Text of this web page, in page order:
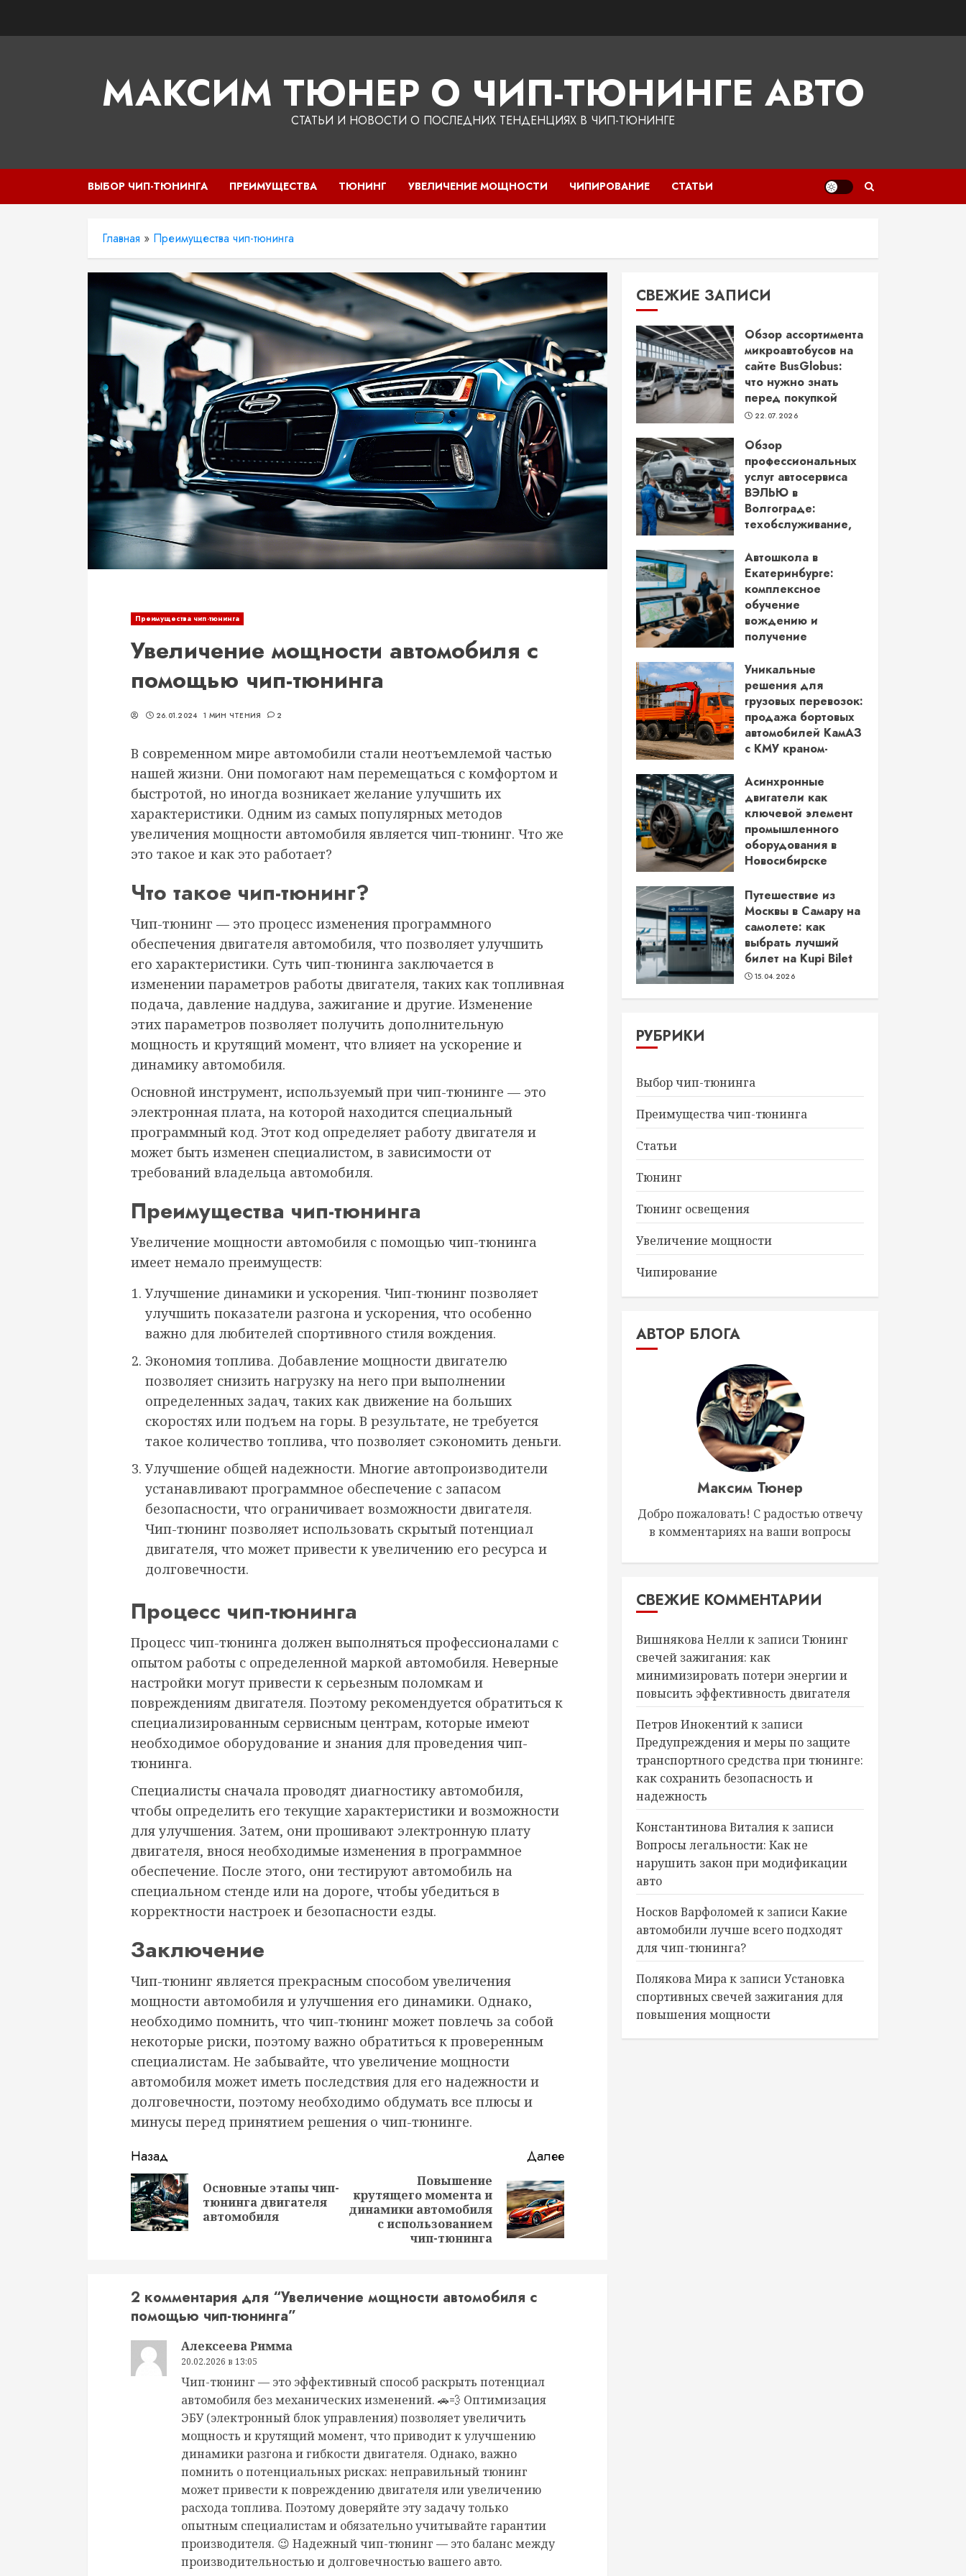
МАКСИМ ТЮНЕР О ЧИП-ТЮНИНГЕ АВТО
СТАТЬИ И НОВОСТИ О ПОСЛЕДНИХ ТЕНДЕНЦИЯХ В ЧИП-ТЮНИНГЕ
ВЫБОР ЧИП-ТЮНИНГА ПРЕИМУЩЕСТВА ТЮНИНГ УВЕЛИЧЕНИЕ МОЩНОСТИ ЧИПИРОВАНИЕ СТАТЬИ
Главная » Преимущества чип-тюнинга
Преимущества чип-тюнинга
Увеличение мощности автомобиля с
помощью чип-тюнинга
26.01.2024 1 МИН ЧТЕНИЯ 2
В современном мире автомобили стали неотъемлемой частью
нашей жизни. Они помогают нам перемещаться с комфортом и
быстротой, но иногда возникает желание улучшить их
характеристики. Одним из самых популярных методов
увеличения мощности автомобиля является чип-тюнинг. Что же
это такое и как это работает?
Что такое чип-тюнинг?
Чип-тюнинг — это процесс изменения программного
обеспечения двигателя автомобиля, что позволяет улучшить
его характеристики. Суть чип-тюнинга заключается в
изменении параметров работы двигателя, таких как топливная
подача, давление наддува, зажигание и другие. Изменение
этих параметров позволяет получить дополнительную
мощность и крутящий момент, что влияет на ускорение и
динамику автомобиля.
Основной инструмент, используемый при чип-тюнинге — это
электронная плата, на которой находится специальный
программный код. Этот код определяет работу двигателя и
может быть изменен специалистом, в зависимости от
требований владельца автомобиля.
Преимущества чип-тюнинга
Увеличение мощности автомобиля с помощью чип-тюнинга
имеет немало преимуществ:
Улучшение динамики и ускорения. Чип-тюнинг позволяет
улучшить показатели разгона и ускорения, что особенно
важно для любителей спортивного стиля вождения.
Экономия топлива. Добавление мощности двигателю
позволяет снизить нагрузку на него при выполнении
определенных задач, таких как движение на больших
скоростях или подъем на горы. В результате, не требуется
такое количество топлива, что позволяет сэкономить деньги.
Улучшение общей надежности. Многие автопроизводители
устанавливают программное обеспечение с запасом
безопасности, что ограничивает возможности двигателя.
Чип-тюнинг позволяет использовать скрытый потенциал
двигателя, что может привести к увеличению его ресурса и
долговечности.
Процесс чип-тюнинга
Процесс чип-тюнинга должен выполняться профессионалами с
опытом работы с определенной маркой автомобиля. Неверные
настройки могут привести к серьезным поломкам и
повреждениям двигателя. Поэтому рекомендуется обратиться к
специализированным сервисным центрам, которые имеют
необходимое оборудование и знания для проведения чип-
тюнинга.
Специалисты сначала проводят диагностику автомобиля,
чтобы определить его текущие характеристики и возможности
для улучшения. Затем, они прошивают электронную плату
двигателя, внося необходимые изменения в программное
обеспечение. После этого, они тестируют автомобиль на
специальном стенде или на дороге, чтобы убедиться в
корректности настроек и безопасности езды.
Заключение
Чип-тюнинг является прекрасным способом увеличения
мощности автомобиля и улучшения его динамики. Однако,
необходимо помнить, что чип-тюнинг может повлечь за собой
некоторые риски, поэтому важно обратиться к проверенным
специалистам. Не забывайте, что увеличение мощности
автомобиля может иметь последствия для его надежности и
долговечности, поэтому необходимо обдумать все плюсы и
минусы перед принятием решения о чип-тюнинге.
Продолжить
чтение
Назад
Предыдущая
запись:
Основные этапы чип-
тюнинга двигателя
автомобиля
Далее
Следующая
запись:
Повышение
крутящего момента и
динамики автомобиля
с использованием
чип-тюнинга
2 комментария для “Увеличение мощности автомобиля с
помощью чип-тюнинга”
Алексеева Римма
20.02.2026 в 13:05
Чип-тюнинг — это эффективный способ раскрыть потенциал
автомобиля без механических изменений. 🚗💨 Оптимизация
ЭБУ (электронный блок управления) позволяет увеличить
мощность и крутящий момент, что приводит к улучшению
динамики разгона и гибкости двигателя. Однако, важно
помнить о потенциальных рисках: неправильный тюнинг
может привести к повреждению двигателя или увеличению
расхода топлива. Поэтому доверяйте эту задачу только
опытным специалистам и обязательно учитывайте гарантии
производителя. 😉 Надежный чип-тюнинг — это баланс между
производительностью и долговечностью вашего авто.
СВЕЖИЕ ЗАПИСИ
Обзор ассортимента
микроавтобусов на
сайте BusGlobus:
что нужно знать
перед покупкой
22.07.2026
Обзор
профессиональных
услуг автосервиса
ВЭЛЬЮ в
Волгограде:
техобслуживание,
более
22.06.2026
Автошкола в
Екатеринбурге:
комплексное
обучение
вождению и
получение
03.06.2026
Уникальные
решения для
грузовых перевозок:
продажа бортовых
автомобилей КамАЗ
с КМУ краном-
28.05.2026
Асинхронные
двигатели как
ключевой элемент
промышленного
оборудования в
Новосибирске
Путешествие из
Москвы в Самару на
самолете: как
выбрать лучший
билет на Kupi Bilet
15.04.2026
РУБРИКИ
Выбор чип-тюнинга
Преимущества чип-тюнинга
Статьи
Тюнинг
Тюнинг освещения
Увеличение мощности
Чипирование
АВТОР БЛОГА
Максим Тюнер
Добро пожаловать! С радостью отвечу
в комментариях на ваши вопросы
СВЕЖИЕ КОММЕНТАРИИ
Вишнякова Неллик записиТюнинг
свечей зажигания: как
минимизировать потери энергии и
повысить эффективность двигателя
Петров Инокентийк записи
Предупреждения и меры по защите
транспортного средства при тюнинге:
как сохранить безопасность и
надежность
Константинова Виталияк записи
Вопросы легальности: Как не
нарушить закон при модификации
авто
Носков Варфоломейк записиКакие
автомобили лучше всего подходят
для чип-тюнинга?
Полякова Мирак записиУстановка
спортивных свечей зажигания для
повышения мощности